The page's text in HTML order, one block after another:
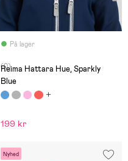
På lager
(0)
Reima Hattara Hue, Sparkly
Blue
199 kr
Nyhed